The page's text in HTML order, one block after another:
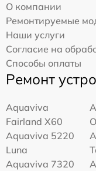
О компании
Ремонтируемые
Наши услуги
Согласие на
Способы оплаты
Ремонт
Aquaviva
Fairland X60
Aquaviva 5220
Luna
Aquaviva 7320